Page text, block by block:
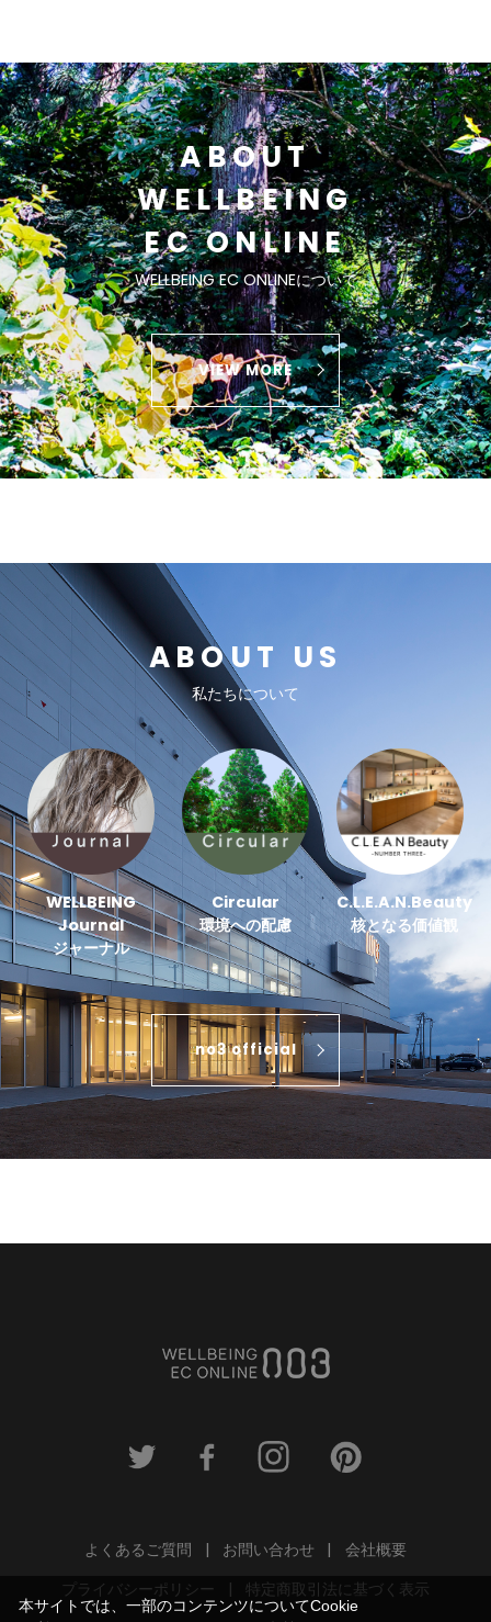
ABOUT
WELLBEING
EC ONLINE
WELLBEING EC ONLINEについて
VIEW MORE
ABOUT US
私たちについて
WELLBEING
Journal
ジャーナル
Circular
環境への配慮
C.L.E.A.N.Beauty
核となる価値観
no3 official
よくあるご質問 お問い合わせ
会社概要
プライバシーポリシー
特定商取引法に基づく表示
本サイトでは、一部のコンテンツについてCookie